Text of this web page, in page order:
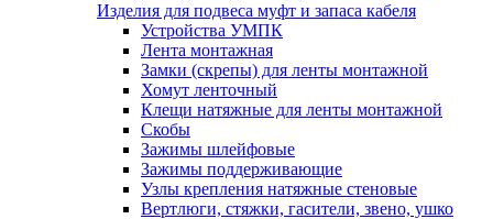
Изделия для подвеса муфт и запаса кабеля
Устройства УМПК
Лента монтажная
Замки (скрепы) для ленты монтажной
Хомут ленточный
Клещи натяжные для ленты монтажной
Скобы
Зажимы шлейфовые
Зажимы поддерживающие
Узлы крепления натяжные стеновые
Вертлюги, стяжки, гасители, звено, ушко